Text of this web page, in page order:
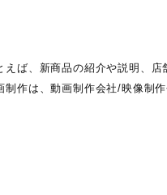
ば、新商品の紹介や説明、
作は、動画制作会社/映像制